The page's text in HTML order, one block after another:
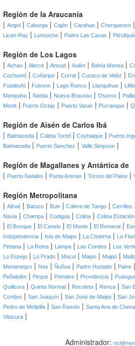
Región de la Araucanía
| Angol | Caburga | Cajón | Carahue | Cherquenco |
Lican-Ray | Loncoche | Padre Las Casas |
Región de Los Lagos
| Achao | Alerce | Ancud | Aulén | Bahía Mansa |
Cochamó | Coñaripe | Corral | Curaco de Veléz |
Futaleufú | Futrono | Lago Ranco | Llanquihue |
Mariquina | Niebla | Nueva Braunau | Osorno |
Montt | Puerto Octay | Puerto Varas | Purranque |
Región de Aisén de Carlos Ibá
| Balmaceda | Caleta Tortel | Coyhaique | Puerto
Balmaceda | Puerto Sanchez | Valle Simpson |
Región de Magallanes y Antártica de
| Puerto Natales | Punta Arenas | Torres del Paine |
Región Metropolitana
| Alhué | Batuco | Buin | Calera de Tango | Cerrillos
Navia | Champa | Codigua | Colina | Colina Estación
| El Bosque | El Canelo | El Monte | El Romeral |
Independencia | Isla de Maipo | La Cisterna | La
Pintana | La Reina | Lampa | Las Condes | Las
Lo Espejo | Lo Prado | Macul | Maipo | Maipú |
Montenegro | Nos | Ñuñoa | Padre Hurtado | Paine |
Peñalolén | Pirque | Pomaire | Providencia |
Quilicura | Quinta Normal | Recoleta | Renca | San
Condes | San Joaquín | San José de Maipo | San
Pedro de Melipilla | San Ramón | Santa Ana de Chena
Vitacura |
Administrador: